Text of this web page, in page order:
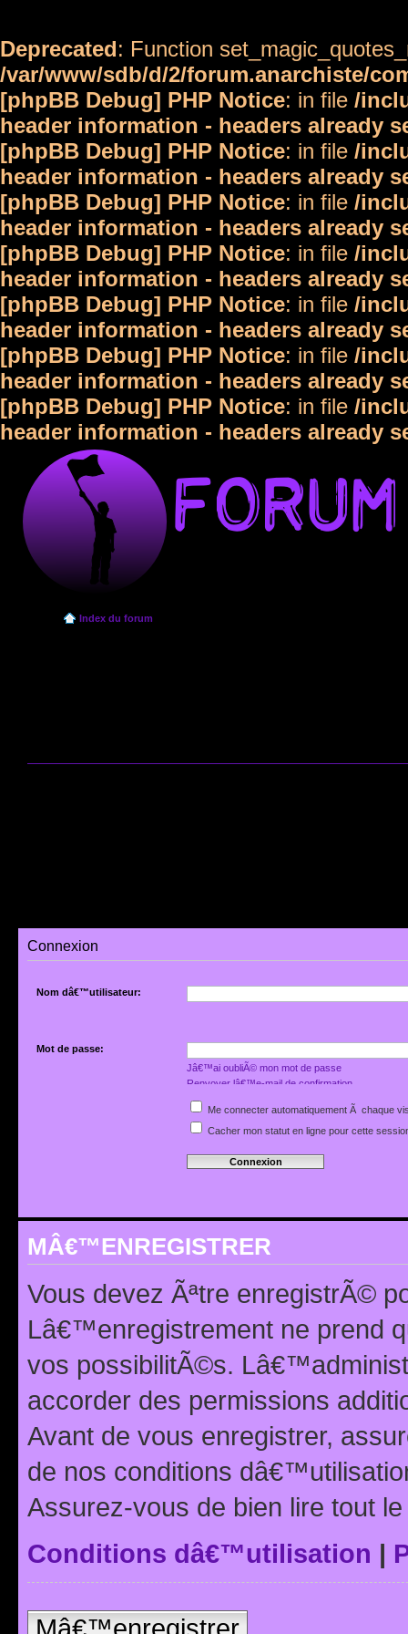
Deprecated: Function
/var/www/sdb/d/2/forum.anarchiste/
[phpBB Debug] PHP Notice: in file /
header information - headers already
[phpBB Debug] PHP Notice: in file /
header information - headers already
[phpBB Debug] PHP Notice: in file /
header information - headers already
[phpBB Debug] PHP Notice: in file /
header information - headers already
[phpBB Debug] PHP Notice: in file /
header information - headers already
[phpBB Debug] PHP Notice: in file /
header information - headers already
[phpBB Debug] PHP Notice: in file /
header information - headers already
Index du forum
Connexion
Nom dâ€™utilisateur:
Mot de passe:
Jâ€™ai oubliÃ© mon mot de passe
Renvoyer lâ€™e-mail de confirmation
Me connecter automatiquement Ã chaque
Cacher mon statut en ligne pour cette
MÂ€™ENREGISTRER
Vous devez Ãªtre enregistrÃ©
Lâ€™enregistrement ne prend
vos possibilitÃ©s.
accorder des permissions
Avant de vous enregistrer,
de nos conditions
Assurez-vous de bien lire tout
Conditions dâ€™utilisation |
Mâ€™enregistrer